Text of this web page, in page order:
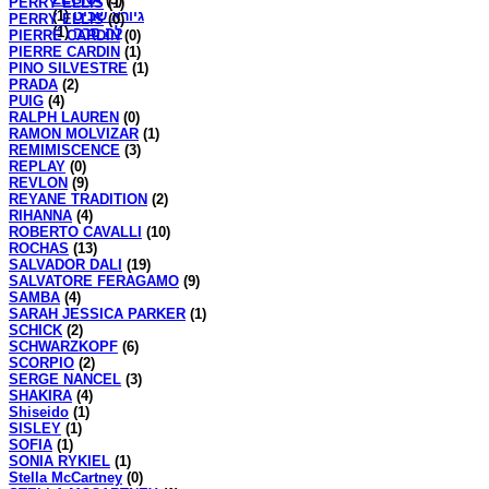
גיורא שביט(1)
לה סרה(1)
PERRY ELLIS(0)
PIERRE CARDIN(0)
PIERRE CARDIN (1)
PINO SILVESTRE (1)
PRADA (2)
PUIG (4)
RALPH LAUREN (0)
RAMON MOLVIZAR (1)
REMIMISCENCE (3)
REPLAY (0)
REVLON (9)
REYANE TRADITION (2)
RIHANNA (4)
ROBERTO CAVALLI (10)
ROCHAS (13)
SALVADOR DALI (19)
SALVATORE FERAGAMO (9)
SAMBA (4)
SARAH JESSICA PARKER (1)
SCHICK (2)
SCHWARZKOPF (6)
SCORPIO (2)
SERGE NANCEL (3)
SHAKIRA (4)
Shiseido (1)
SISLEY (1)
SOFIA (1)
SONIA RYKIEL (1)
Stella McCartney (0)